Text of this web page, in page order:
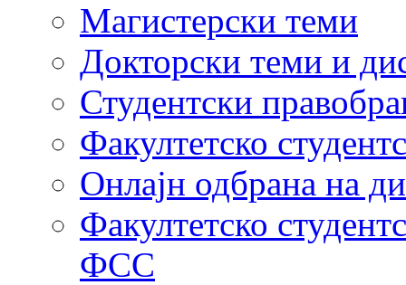
Магистерски теми
Докторски теми и
Студентски
Факултетско
Онлајн одбрана на
Факултетско
ФСС